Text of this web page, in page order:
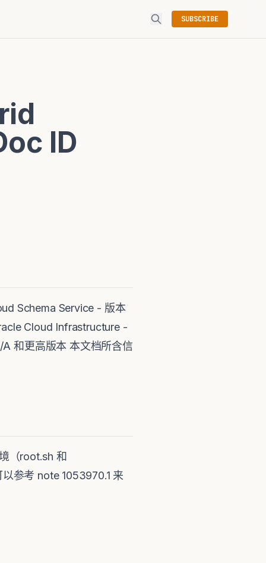
SUBSCRIBE
ID
Schema Service - 版本
Cloud Infrastructure -
和更高版本 本文档所含信
（root.sh 和
参考 note 1053970.1 来